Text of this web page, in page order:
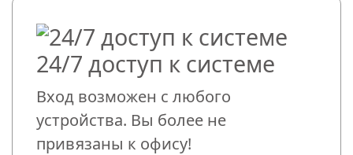
24/7 доступ к системе
Вход возможен с любого
устройства. Вы более не
привязаны к офису!